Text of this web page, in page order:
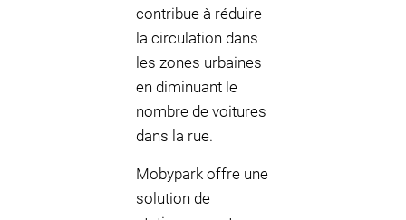
contribue à réduire
la circulation dans
les zones urbaines
en diminuant le
nombre de voitures
dans la rue.
Mobypark offre une
solution de